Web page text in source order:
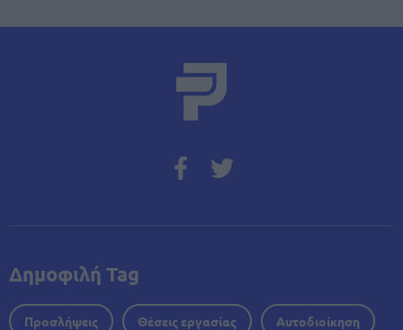
Δημοφιλή Tag
Προσλήψεις Θέσεις εργασίας Αυτοδιοίκηση